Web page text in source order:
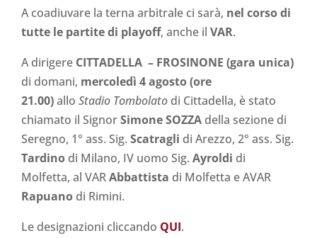
A coadiuvare la terna arbitrale ci sarà, nel corso di
tutte le partite di playoff, anche il VAR.
A dirigere CITTADELLA – FROSINONE (gara unica)
di domani, mercoledì 4 agosto (ore
21.00)allo Stadio Tombolato di Cittadella, è stato
chiamato il SignorSimone SOZZA della sezione di
Seregno, 1° ass. Sig. Scatragli di Arezzo, 2° ass. Sig.
Tardino di Milano, IV uomo Sig. Ayroldi di
Molfetta, al VARAbbattista di Molfetta e AVAR
Rapuano di Rimini.
Le designazioni cliccando QUI.